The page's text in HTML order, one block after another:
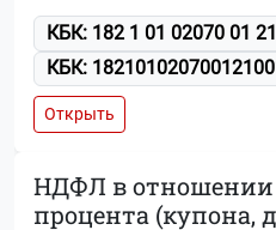
КБК: 182 1 01 02070 01
КБК:
Открыть
НДФЛ в отношении
процента (купона,